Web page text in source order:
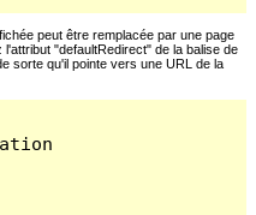
peut être remplacée par une page
"defaultRedirect" de la balise de
sorte qu'il pointe vers une URL de la